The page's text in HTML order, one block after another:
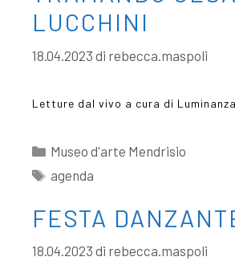
LUCCHINI
18.04.2023 di rebecca.maspoli
Letture dal vivo a cura di
Museo d'arte Mendrisio
agenda
FESTA
18.04.2023 di rebecca.maspoli